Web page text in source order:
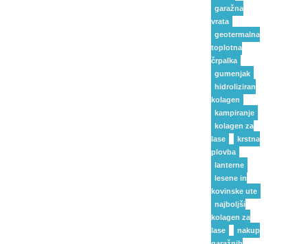
garažna
vrata
geotermalna
toplotna
črpalka
gumenjak
hidroliziran
kolagen
kampiranje
kolagen za
lase
krstna
plovba
lanterne
lesene in
kovinske ute
najboljši
kolagen za
lase
nakup